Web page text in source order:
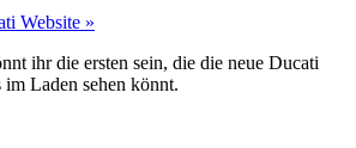
Website »
ihr die ersten sein, die die neue Ducati
Laden sehen könnt.